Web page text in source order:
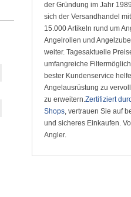
der Gründung im Jahr
sich der Versandhandel
15.000 Artikeln rund um
Angelrollen und
weiter. Tagesaktuelle
umfangreiche
bester Kundenservice
Angelausrüstung zu
zu erweitern.Zertifiziert
Shops, vertrauen Sie auf
und sicheres Einkaufen.
Angler.